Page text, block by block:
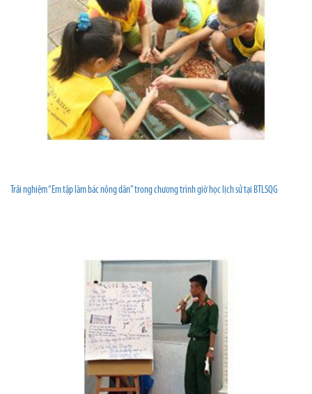
Trải nghiệm “Em tập làm bác nông dân” trong chương trình giờ học lịch sử tại BTLSQG